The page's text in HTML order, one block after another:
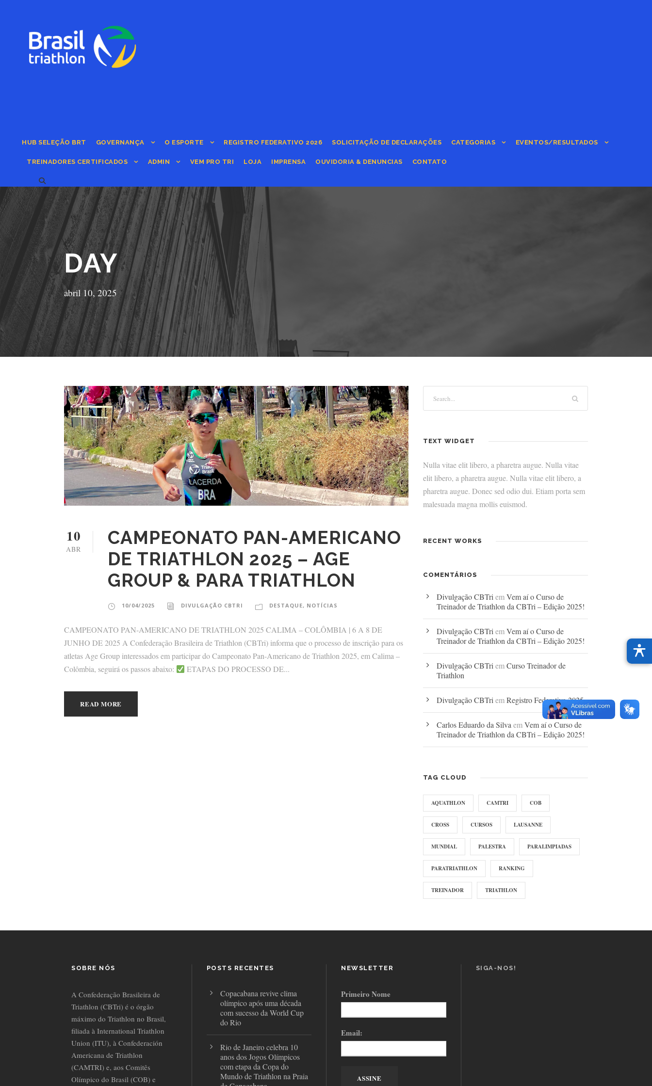
HUB SELEÇÃO BRT GOVERNANÇA O ESPORTE REGISTRO FEDERATIVO 2026 SOLICITAÇÃO DE DECLARAÇÕES CATEGORIAS EVENTOS/RESULTADOS
TREINADORES CERTIFICADOS ADMIN VEM PRO TRI LOJA IMPRENSA OUVIDORIA & DENUNCIAS CONTATO
DAY
abril 10, 2025
10
ABR
CAMPEONATO PAN-AMERICANO
DE TRIATHLON 2025 – AGE
GROUP & PARA TRIATHLON
10/04/2025 DIVULGAÇÃO CBTRI DESTAQUE, NOTÍCIAS
CAMPEONATO PAN-AMERICANO DE TRIATHLON 2025 CALIMA – COLÔMBIA | 6 A 8 DE
JUNHO DE 2025 A Confederação Brasileira de Triathlon (CBTri) informa que o processo de inscrição para os
atletas Age Group interessados em participar do Campeonato Pan-Americano de Triathlon 2025, em Calima –
Colômbia, seguirá os passos abaixo:
ETAPAS DO PROCESSO DE...
READ MORE
TEXT WIDGET
Nulla vitae elit libero, a pharetra augue. Nulla vitae
elit libero, a pharetra augue. Nulla vitae elit libero, a
pharetra augue. Donec sed odio dui. Etiam porta sem
malesuada magna mollis euismod.
RECENT WORKS
COMENTÁRIOS
Divulgação CBTriemVem aí o Curso de
Treinador de Triathlon da CBTri – Edição 2025!
Divulgação CBTriemVem aí o Curso de
Treinador de Triathlon da CBTri – Edição 2025!
Divulgação CBTriemCurso Treinador de
Triathlon
Divulgação CBTriemRegistro Federativo 2025
Carlos Eduardo da SilvaemVem aí o Curso de
Treinador de Triathlon da CBTri – Edição 2025!
TAG CLOUD
AQUATHLON CAMTRI COB
CROSS CURSOS LAUSANNE
MUNDIAL PALESTRA PARALIMPIADAS
PARATRIATHLON RANKING
TREINADOR TRIATHLON
SOBRE NÓS
A Confederação Brasileira de
Triathlon (CBTri) é o órgão
máximo do Triathlon no Brasil,
filiada à International Triathlon
Union (ITU), à Confederación
Americana de Triathlon
(CAMTRI) e, aos Comitês
Olímpico do Brasil (COB) e
POSTS RECENTES
Copacabana revive clima
olímpico após uma década
com sucesso da World Cup
do Rio
Rio de Janeiro celebra 10
anos dos Jogos Olímpicos
com etapa da Copa do
Mundo de Triathlon na Praia
NEWSLETTER
Primeiro Nome
Email:
SIGA-NOS!